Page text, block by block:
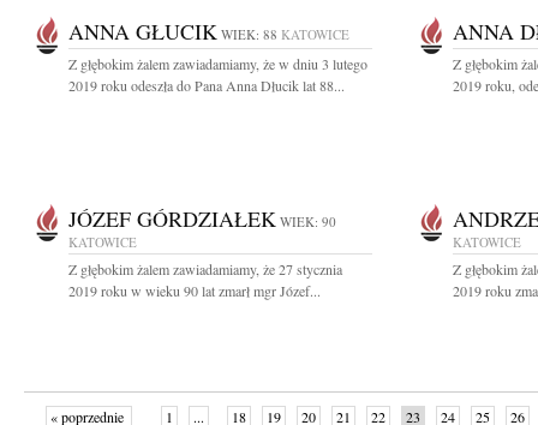
ANNA GŁUCIK WIEK: 88 KATOWICE
Z głębokim żalem zawiadamiamy, że w dniu 3 lutego
2019 roku odeszła do Pana Anna Dłucik lat 88...
ANNA
Z głębokim
2019 roku,
JÓZEF GÓRDZIAŁEK WIEK: 90
KATOWICE
Z głębokim żalem zawiadamiamy, że 27 stycznia
2019 roku w wieku 90 lat zmarł mgr Józef...
KATOWICE
Z głębokim
2019 roku
« poprzednie 1 ... 18 19 20 21 22 23 24 25 26